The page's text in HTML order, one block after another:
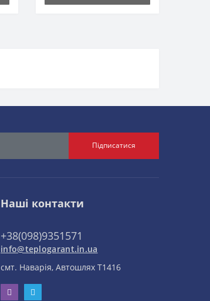
Підписатися
Наші контакти
+38(098)9351571
info@teplogarant.in.ua
смт. Наварія, Автошлях Т1416